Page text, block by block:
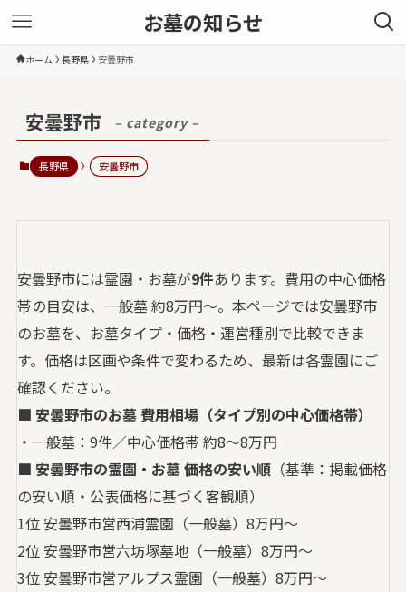
お墓の知らせ
ホーム 長野県 安曇野市
安曇野市 – category –
長野県 安曇野市
安曇野市には霊園・お墓が9件あります。費用の中心価格
帯の目安は、一般墓 約8万円〜。本ページでは安曇野市
のお墓を、お墓タイプ・価格・運営種別で比較できま
す。価格は区画や条件で変わるため、最新は各霊園にご
確認ください。
■ 安曇野市のお墓 費用相場（タイプ別の中心価格帯）
・一般墓：9件／中心価格帯 約8〜8万円
■ 安曇野市の霊園・お墓 価格の安い順（基準：掲載価格
の安い順・公表価格に基づく客観順）
1位 安曇野市営西浦霊園（一般墓）8万円〜
2位 安曇野市営六坊塚墓地（一般墓）8万円〜
3位 安曇野市営アルプス霊園（一般墓）8万円〜